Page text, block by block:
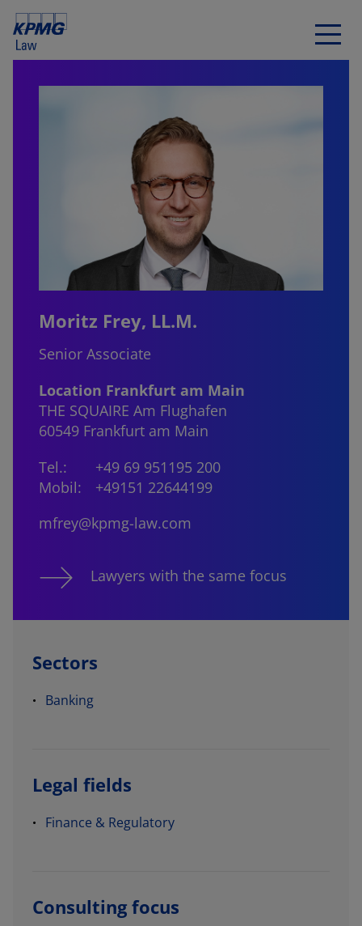
Moritz Frey, LL.M.
Senior Associate
Location Frankfurt am Main
THE SQUAIRE Am Flughafen
60549 Frankfurt am Main
Tel.:
+49 69 951195 200
Mobil:
+49151 22644199
mfrey@kpmg-law.com
Lawyers with the same focus
Sectors
Banking
Legal fields
Finance & Regulatory
Consulting focus